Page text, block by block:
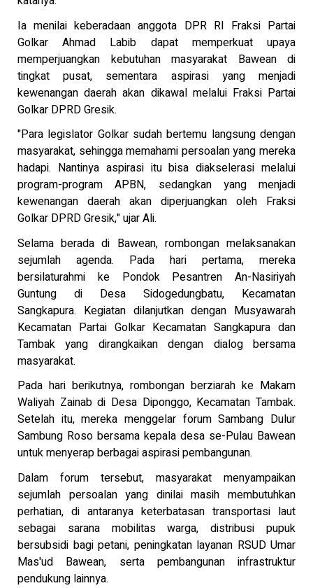
Ia menilai keberadaan anggota DPR RI Fraksi Partai
Golkar Ahmad Labib dapat memperkuat upaya
memperjuangkan kebutuhan masyarakat Bawean di
tingkat pusat, sementara aspirasi yang menjadi
kewenangan daerah akan dikawal melalui Fraksi Partai
Golkar DPRD Gresik.
"Para legislator Golkar sudah bertemu langsung dengan
masyarakat, sehingga memahami persoalan yang mereka
hadapi. Nantinya aspirasi itu bisa diakselerasi melalui
program-program APBN, sedangkan yang menjadi
kewenangan daerah akan diperjuangkan oleh Fraksi
Golkar DPRD Gresik," ujar Ali.
Selama berada di Bawean, rombongan melaksanakan
sejumlah agenda. Pada hari pertama, mereka
bersilaturahmi ke Pondok Pesantren An-Nasiriyah
Guntung di Desa Sidogedungbatu, Kecamatan
Sangkapura. Kegiatan dilanjutkan dengan Musyawarah
Kecamatan Partai Golkar Kecamatan Sangkapura dan
Tambak yang dirangkaikan dengan dialog bersama
masyarakat.
Pada hari berikutnya, rombongan berziarah ke Makam
Waliyah Zainab di Desa Diponggo, Kecamatan Tambak.
Setelah itu, mereka menggelar forum Sambang Dulur
Sambung Roso bersama kepala desa se-Pulau Bawean
untuk menyerap berbagai aspirasi pembangunan.
Dalam forum tersebut, masyarakat menyampaikan
sejumlah persoalan yang dinilai masih membutuhkan
perhatian, di antaranya keterbatasan transportasi laut
sebagai sarana mobilitas warga, distribusi pupuk
bersubsidi bagi petani, peningkatan layanan RSUD Umar
Mas'ud Bawean, serta pembangunan infrastruktur
pendukung lainnya.